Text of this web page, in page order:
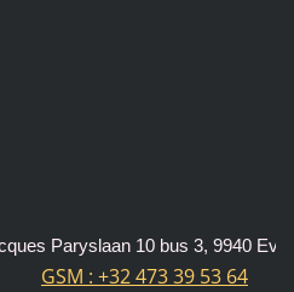
10 bus 3, 9940
GSM : +32 473 39 53 64